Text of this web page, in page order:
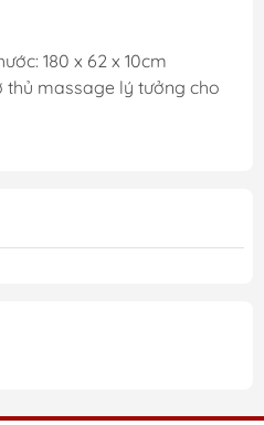
180 x 62 x 10cm
thủ massage lý tưởng cho